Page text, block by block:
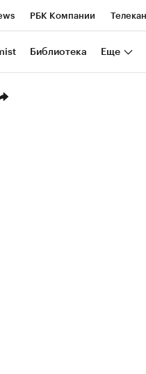
РБК Компании
Национальные проекты
Библиотека Еще